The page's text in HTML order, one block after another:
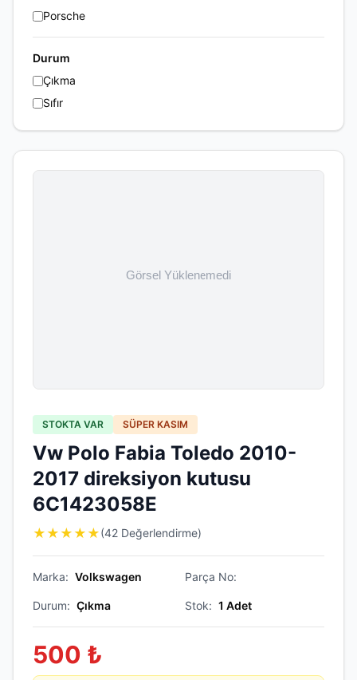
Porsche
Durum
Çıkma
Sıfır
STOKTA VAR SÜPER KASIM
Vw Polo Fabia Toledo 2010-
2017 direksiyon kutusu
6C1423058E
★ ★ ★ ★ ★(42 Değerlendirme)
Marka: Volkswagen Parça No:
Durum: Çıkma Stok: 1 Adet
500 ₺